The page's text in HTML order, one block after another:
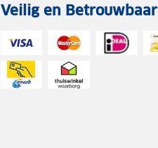
Veilig en Betrouwbaar